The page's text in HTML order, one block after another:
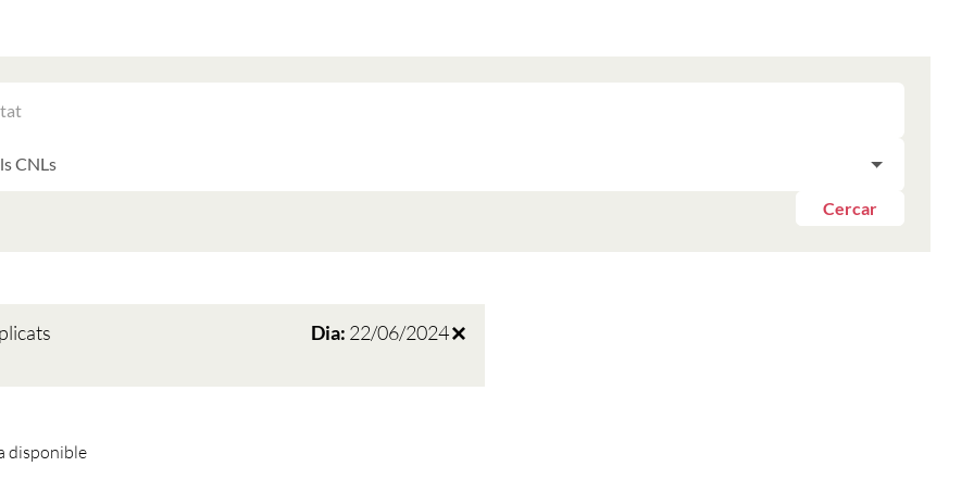
Cercar
Dia: 22/06/2024
disponible